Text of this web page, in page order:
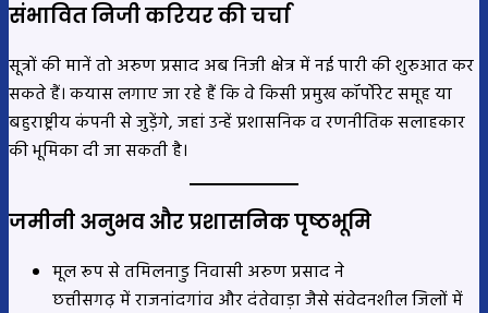
संभावित निजी करियर की चर्चा
सूत्रों की मानें तो अरुण प्रसाद अब निजी क्षेत्र में नई पारी की शुरुआत कर
सकते हैं। कयास लगाए जा रहे हैं कि वे किसी प्रमुख कॉर्पोरेट समूह या
बहुराष्ट्रीय कंपनी से जुड़ेंगे, जहां उन्हें प्रशासनिक व रणनीतिक सलाहकार
की भूमिका दी जा सकती है।
जमीनी अनुभव और प्रशासनिक पृष्ठभूमि
मूल रूप से तमिलनाडु निवासी अरुण प्रसाद ने
छत्तीसगढ़ में राजनांदगांव और दंतेवाड़ा जैसे संवेदनशील जिलों में